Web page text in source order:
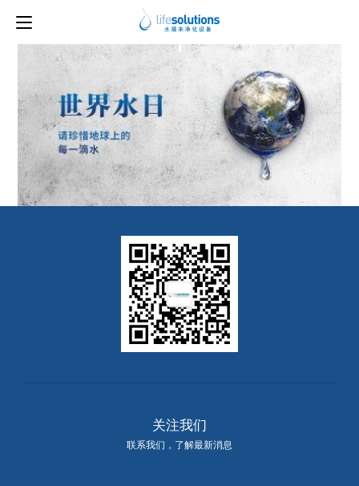
下一图片
1
关注我们
联系我们，了解最新消息